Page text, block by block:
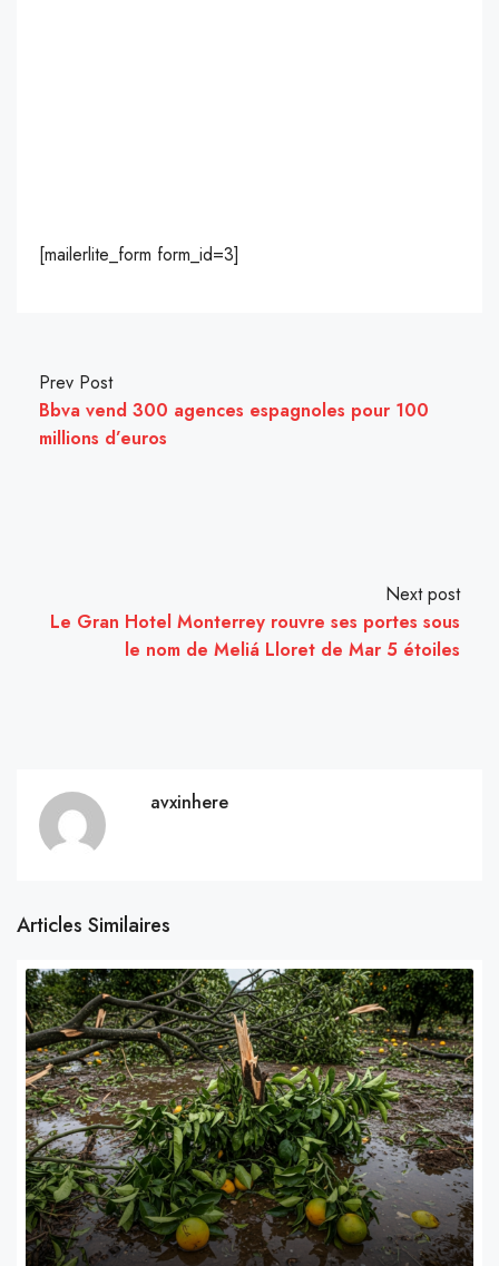
[mailerlite_form form_id=3]
Prev Post
Bbva vend 300 agences espagnoles pour 100
millions d’euros
Next post
Le Gran Hotel Monterrey rouvre ses portes sous
le nom de Meliá Lloret de Mar 5 étoiles
avxinhere
Articles Similaires